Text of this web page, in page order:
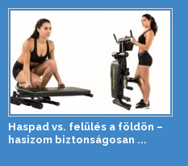
Haspad vs. felülés a földön –
hasizom biztonságosan ...